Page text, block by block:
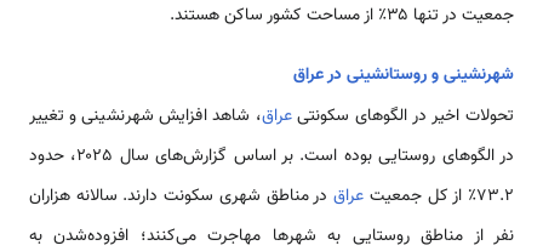
جمعیت در تنها ۳۵٪ از مساحت کشور ساکن هستند.
شهرنشینی و روستانشینی در عراق
تحولات اخیر در الگوهای سکونتیعراق، شاهد افزایش شهرنشینی و تغییر
در الگوهای روستایی بوده است. بر اساس گزارش‌های سال ۲۰۲5، حدود
۷۳.۲٪ از کل جمعیت
عراقدر مناطق شهری سکونت دارند. سالانه هزاران
نفر از مناطق روستایی به شهرها مهاجرت می‌کنند؛ افزوده‌شدن به